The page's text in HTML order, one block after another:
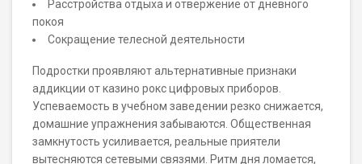
Расстройства отдыха и отвержение от дневного
покоя
Сокращение телесной деятельности
Подростки проявляют альтернативные признаки
аддикции от казино рокс цифровых приборов.
Успеваемость в учебном заведении резко снижается,
домашние упражнения забываются. Общественная
замкнутость усиливается, реальные приятели
вытесняются сетевыми связями. Ритм дня ломается,